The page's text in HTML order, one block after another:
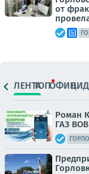
от
ЛЕНТАТОПОФИЦ.
Роман
ГАЗ